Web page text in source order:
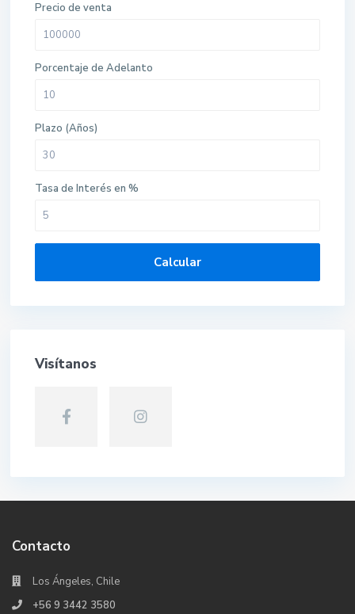
Precio de venta
Porcentaje de Adelanto
Plazo (Años)
Tasa de Interés en %
Calcular
Visítanos
Contacto
Los Ángeles, Chile
+56 9 3442 3580